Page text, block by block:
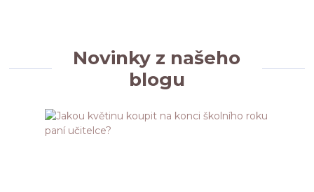
Novinky z našeho
blogu